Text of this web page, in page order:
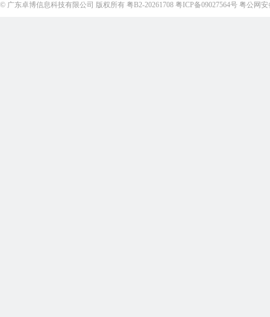
© 广东卓博信息科技有限公司 版权所有 粤B2-20261708 粤ICP备09027564号 粤公网安